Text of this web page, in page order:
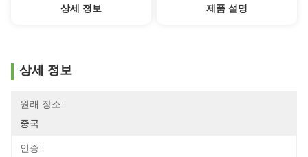
상세 정보 제품 설명
상세 정보
원래 장소:
중국
인증: